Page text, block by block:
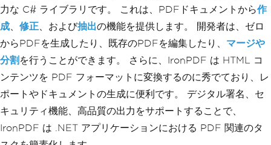
力な C# ライブラリです。 これは、PDFドキュメントから作
成
修正 、および抽出の機能を提供します。 開発者は、ゼロ
からPDFを生成したり、既存のPDFを編集したり、 マージや
分割 を行うことができます。 さらに、IronPDF は HTML コ
ンテンツを PDF フォーマットに変換するのに秀でており、レ
ポートやドキュメントの生成に便利です。 デジタル署名、セ
キュリティ機能、高品質の出力をサポートすることで、
IronPDF は .NET アプリケーションにおける PDF 関連のタ